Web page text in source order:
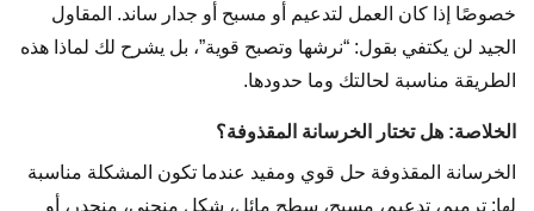
خصوصًا إذا كان العمل لتدعيم أو مسبح أو جدار ساند. المقاول
الجيد لن يكتفي بقول: “نرشها وتصبح قوية”، بل يشرح لك لماذا هذه
الطريقة مناسبة لحالتك وما حدودها.
الخلاصة: هل تختار الخرسانة المقذوفة؟
الخرسانة المقذوفة حل قوي ومفيد عندما تكون المشكلة مناسبة
لها: ترميم، تدعيم، مسبح، سطح مائل، شكل منحني، منحدر، أو